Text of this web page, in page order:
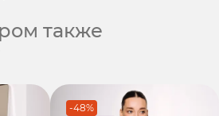
также
-48%